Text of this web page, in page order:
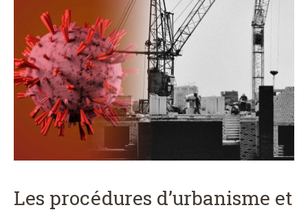
Les procédures d’urbanisme et